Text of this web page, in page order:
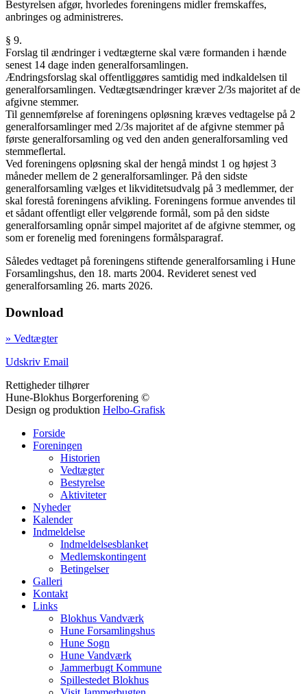
Bestyrelsen afgør, hvorledes foreningens midler fremskaffes,
anbringes og administreres.
§ 9.
Forslag til ændringer i vedtægterne skal være formanden i hænde
senest 14 dage inden generalforsamlingen.
Ændringsforslag skal offentliggøres samtidig med indkaldelsen til
generalforsamlingen. Vedtægtsændringer kræver 2/3s majoritet af de
afgivne stemmer.
Til gennemførelse af foreningens opløsning kræves vedtagelse på 2
generalforsamlinger med 2/3s majoritet af de afgivne stemmer på
første generalforsamling og ved den anden generalforsamling ved
stemmeflertal.
Ved foreningens opløsning skal der hengå mindst 1 og højest 3
måneder mellem de 2 generalforsamlinger. På den sidste
generalforsamling vælges et likviditetsudvalg på 3 medlemmer, der
skal forestå foreningens afvikling. Foreningens formue anvendes til
et sådant offentligt eller velgørende formål, som på den sidste
generalforsamling opnår simpel majoritet af de afgivne stemmer, og
som er forenelig med foreningens formålsparagraf.
Således vedtaget på foreningens stiftende generalforsamling i Hune
Forsamlingshus, den 18. marts 2004. Revideret senest ved
generalforsamling 26. marts 2026.
Download
» Vedtægter
Udskriv Email
Rettigheder tilhører
Hune-Blokhus Borgerforening ©
Design og produktion Helbo-Grafisk
Forside
Foreningen
Historien
Vedtægter
Bestyrelse
Aktiviteter
Nyheder
Kalender
Indmeldelse
Indmeldelsesblanket
Medlemskontingent
Betingelser
Galleri
Kontakt
Links
Blokhus Vandværk
Hune Forsamlingshus
Hune Sogn
Hune Vandværk
Jammerbugt Kommune
Spillestedet Blokhus